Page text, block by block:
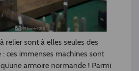
relier sont à elles seules des
: ces immenses machines sont
armoire normande ! Parmi